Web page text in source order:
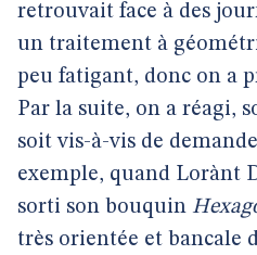
retrouvait face à des
un traitement à
peu fatigant, donc on a
Par la suite, on a réagi,
soit vis-à-vis de
exemple, quand Lorànt
sorti son bouquin
très orientée et bancale